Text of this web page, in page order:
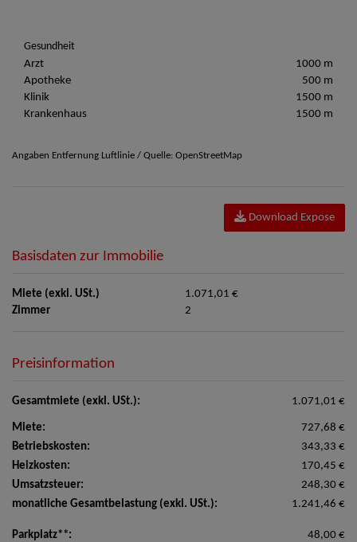
Gesundheit
Arzt
1000 m
Apotheke
500 m
Klinik
1500 m
Krankenhaus
1500 m
Angaben Entfernung Luftlinie / Quelle: OpenStreetMap
Download Expose
Basisdaten zur Immobilie
Miete (exkl. USt.)
1.071,01 €
Zimmer
2
Preisinformation
Gesamtmiete (exkl. USt.): 1.071,01 €
Miete:
727,68 €
Betriebskosten:
343,33 €
Heizkosten:
170,45 €
Umsatzsteuer:
248,30 €
monatliche Gesamtbelastung (exkl. USt.):
1.241,46 €
Parkplatz**: 48,00 €